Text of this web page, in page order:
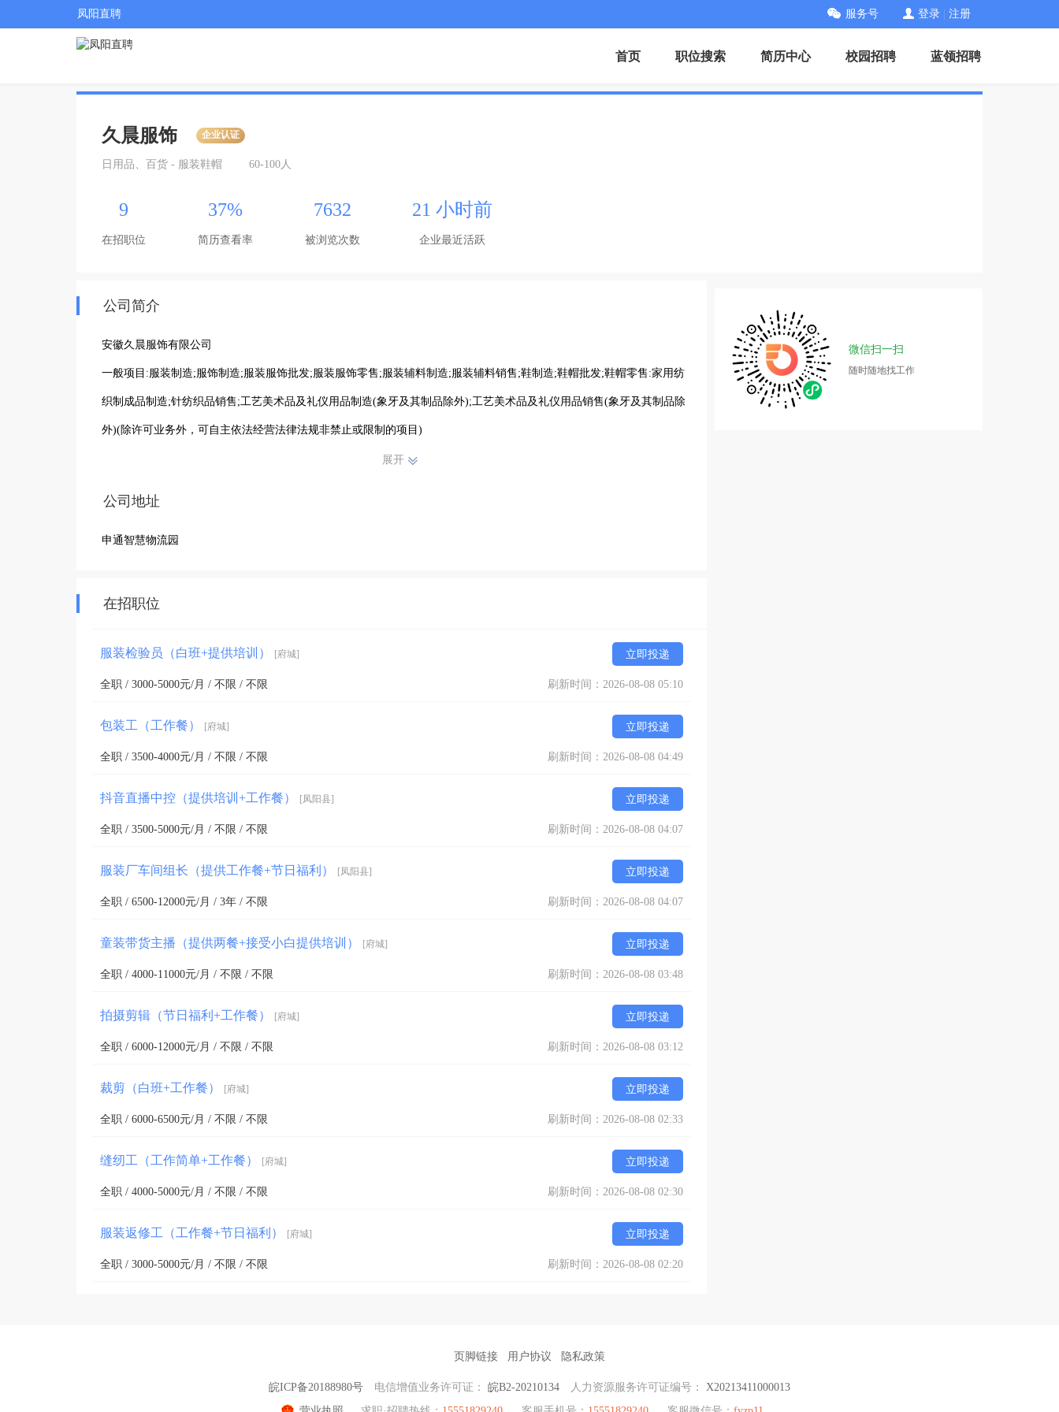
凤阳直聘 服务号 登录 注册
首页 职位搜索 简历中心 校园招聘 蓝领招聘
久晨服饰 企业认证
日用品、百货 - 服装鞋帽 60-100人
9
在招职位
37%
简历查看率
7632
被浏览次数
21 小时前
企业最近活跃
公司简介
安徽久晨服饰有限公司
一般项目:服装制造;服饰制造;服装服饰批发;服装服饰零售;服装辅料制造;服装辅料销售;鞋制造;鞋帽批发;鞋帽零售:家用纺
织制成品制造;针纺织品销售;工艺美术品及礼仪用品制造(象牙及其制品除外);工艺美术品及礼仪用品销售(象牙及其制品除
外)(除许可业务外，可自主依法经营法律法规非禁止或限制的项目)
展开
公司地址
申通智慧物流园
在招职位
服装检验员（白班+提供培训） [府城] 立即投递
全职 / 3000-5000元/月 / 不限 / 不限 刷新时间：2026-08-08 05:10
包装工（工作餐） [府城] 立即投递
全职 / 3500-4000元/月 / 不限 / 不限 刷新时间：2026-08-08 04:49
抖音直播中控（提供培训+工作餐） [凤阳县] 立即投递
全职 / 3500-5000元/月 / 不限 / 不限 刷新时间：2026-08-08 04:07
服装厂车间组长（提供工作餐+节日福利） [凤阳县] 立即投递
全职 / 6500-12000元/月 / 3年 / 不限 刷新时间：2026-08-08 04:07
童装带货主播（提供两餐+接受小白提供培训） [府城] 立即投递
全职 / 4000-11000元/月 / 不限 / 不限 刷新时间：2026-08-08 03:48
拍摄剪辑（节日福利+工作餐） [府城] 立即投递
全职 / 6000-12000元/月 / 不限 / 不限 刷新时间：2026-08-08 03:12
裁剪（白班+工作餐） [府城] 立即投递
全职 / 6000-6500元/月 / 不限 / 不限 刷新时间：2026-08-08 02:33
缝纫工（工作简单+工作餐） [府城] 立即投递
全职 / 4000-5000元/月 / 不限 / 不限 刷新时间：2026-08-08 02:30
服装返修工（工作餐+节日福利） [府城] 立即投递
全职 / 3000-5000元/月 / 不限 / 不限 刷新时间：2026-08-08 02:20
微信扫一扫
随时随地找工作
页脚链接 用户协议 隐私政策
皖ICP备20188980号 电信增值业务许可证： 皖B2-20210134 人力资源服务许可证编号： X20213411000013